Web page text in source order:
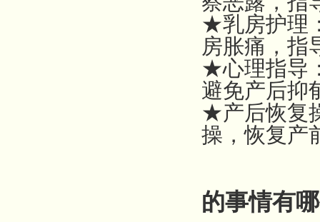
★乳房护理
房胀痛，指
★心理指导
避免产后抑
★产后恢复
操，恢复产
的事情有